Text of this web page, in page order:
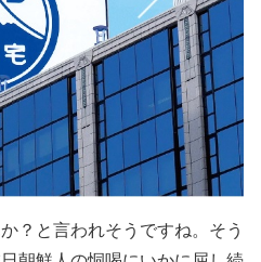
？と言われそうですね。そう